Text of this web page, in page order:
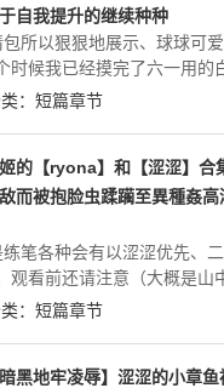
自我提升的继续种种
所以狠狠地展示、球球可
时候我已经摸完了六一用的
纯爱涩涩的5000字，不过
： 短篇章节
的【ryona】和【涩涩】合
而被抱脸虫蹂躏至異種姦
笔各种会有以涩涩优先、
观看前还请注意（大概是山
觉的？）因为考虑到涩涩问
： 短篇章节
黑地牢凌辱】涩涩的小章